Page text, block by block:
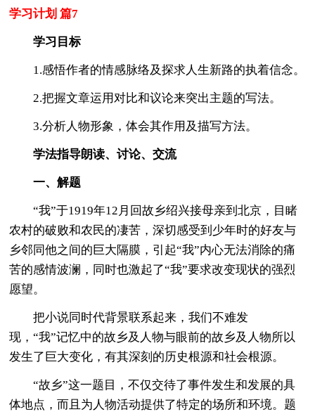
学习计划 篇7
学习目标
1.感悟作者的情感脉络及探求人生新路的执着信念。
2.把握文章运用对比和议论来突出主题的写法。
3.分析人物形象，体会其作用及描写方法。
学法指导朗读、讨论、交流
一、解题
“我”于1919年12月回故乡绍兴接母亲到北京，目睹
农村的破败和农民的凄苦，深切感受到少年时的好友与
乡邻同他之间的巨大隔膜，引起“我”内心无法消除的痛
苦的感情波澜，同时也激起了“我”要求改变现状的强烈
愿望。
把小说同时代背景联系起来，我们不难发
现，“我”记忆中的故乡及人物与眼前的故乡及人物所以
发生了巨大变化，有其深刻的历史根源和社会根源。
“故乡”这一题目，不仅交待了事件发生和发展的具
体地点，而且为人物活动提供了特定的场所和环境。题